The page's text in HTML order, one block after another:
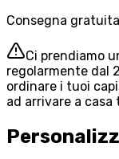
Consegna
Ci prendiamo
regolarmente dal
ordinare i tuoi
ad arrivare a